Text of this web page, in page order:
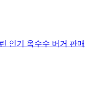
인기 옥수수 버거 판매